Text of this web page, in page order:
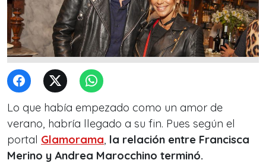
Lo que había empezado como un amor de
verano, habría llegado a su fin. Pues según el
portal Glamorama la relación entre Francisca
Merino y Andrea Marocchino terminó.